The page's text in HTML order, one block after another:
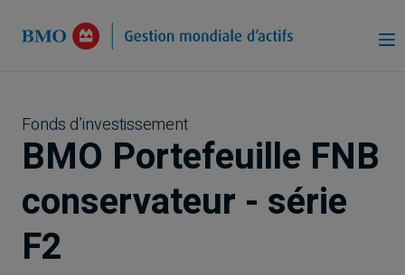
Fonds d’investissement
BMO Portefeuille FNB
conservateur - série
F2